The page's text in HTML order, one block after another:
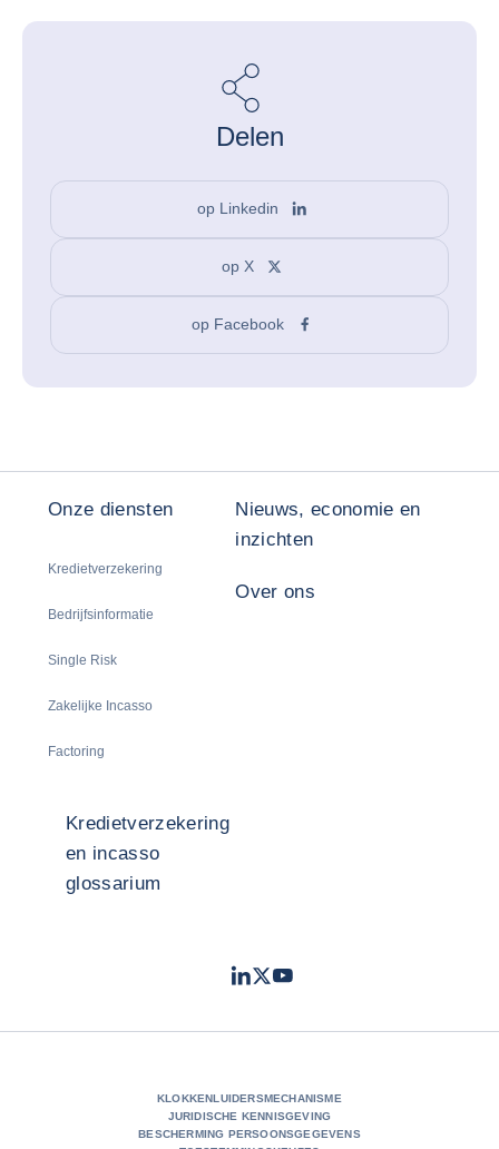
Delen
op Linkedin
op X
op Facebook
Onze diensten
Kredietverzekering
Bedrijfsinformatie
Single Risk
Zakelijke Incasso
Factoring
Nieuws, economie en
inzichten
Over ons
Kredietverzekering
en incasso
glossarium
LinkedIn
TwitterYoutube
KLOKKENLUIDERSMECHANISME
JURIDISCHE KENNISGEVING
BESCHERMING PERSOONSGEGEVENS